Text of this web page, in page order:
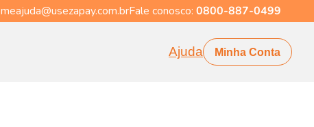
meajuda@usezapay.com.brFale conosco: 0800-887-0499
Ajuda Minha Conta